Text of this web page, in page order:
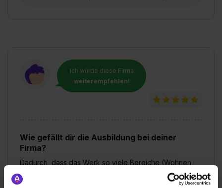
Ich würde diese Firma
weiterempfehlen!
Wie gefällt dir die Ausbildung bei deiner
Firma?
Dadurch, dass das Werk so viele Bereiche (Wohnen,
Finanzierung, Gastronomie, usw.) abdeckt, bleibt die
Ausbildung immer spannend und vor allem vielfältig.